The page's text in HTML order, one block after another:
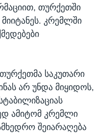
თურქეთში
კრემლში
საკუთარი
არ უნდა მიყიდოს,
ამიტომ კრემლი
შეიარაღება